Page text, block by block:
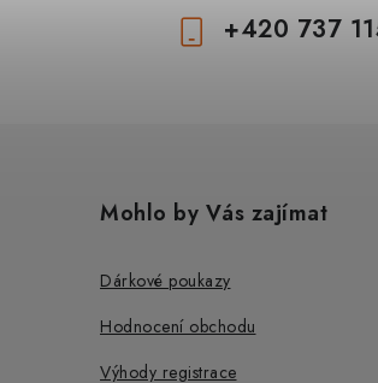
+420 737
Mohlo by Vás zajímat
Dárkové poukazy
Hodnocení obchodu
Výhody registrace